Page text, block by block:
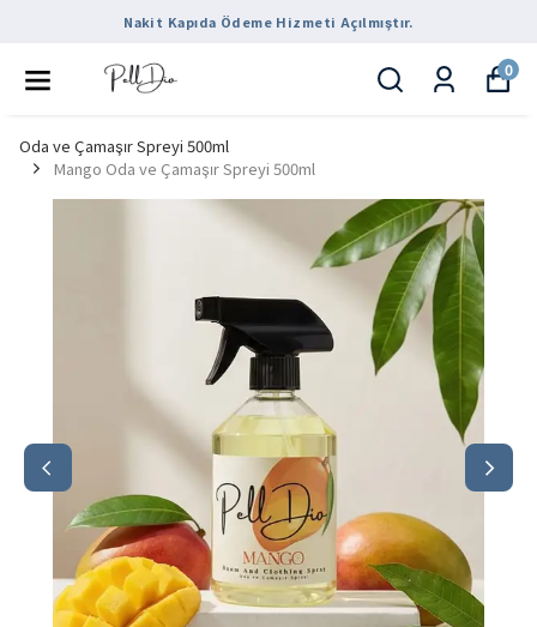
Nakit Kapıda Ödeme Hizmeti Açılmıştır.
0
Oda ve Çamaşır Spreyi 500ml
Mango Oda ve Çamaşır Spreyi 500ml